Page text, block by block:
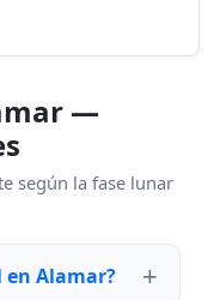
—
según la fase lunar
en Alamar?